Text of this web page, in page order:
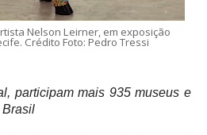
Nelson Leirner, em exposição
Crédito Foto: Pedro Tressi
participam mais 935 museus e
Brasil